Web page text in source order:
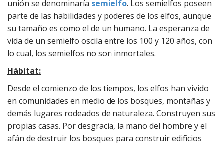
unión se denominaría semielfo. Los semielfos poseen
parte de las habilidades y poderes de los elfos, aunque
su tamaño es como el de un humano. La esperanza de
vida de un semielfo oscila entre los 100 y 120 años, con
lo cual, los semielfos no son inmortales.
Hábitat:
Desde el comienzo de los tiempos, los elfos han vivido
en comunidades en medio de los bosques, montañas y
demás lugares rodeados de naturaleza. Construyen sus
propias casas. Por desgracia, la mano del hombre y el
afán de destruir los bosques para construir edificios